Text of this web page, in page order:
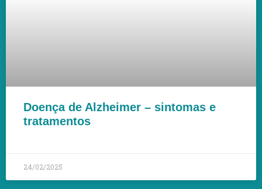
Doença de Alzheimer – sintomas e
tratamentos
24/02/2025